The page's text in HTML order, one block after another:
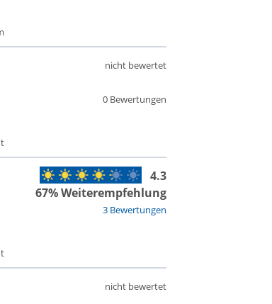
0 Bewertungen
nicht bewertet
3 Bewertungen
4.3
67% Weiterempfehlung
nicht bewertet